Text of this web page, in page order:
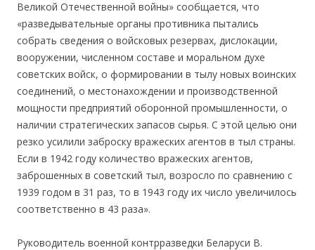
Великой Отечественной войны» сообщается, что
«разведывательные органы противника пытались
собрать сведения о войсковых резервах, дислокации,
вооружении, численном составе и моральном духе
советских войск, о формировании в тылу новых воинских
соединений, о местонахождении и производственной
мощности предприятий оборонной промышленности, о
наличии стратегических запасов сырья. С этой целью они
резко усилили заброску вражеских агентов в тыл страны.
Если в 1942 году количество вражеских агентов,
заброшенных в советский тыл, возросло по сравнению с
1939 годом в 31 раз, то в 1943 году их число увеличилось
соответственно в 43 раза».
Руководитель военной контрразведки Беларуси В.